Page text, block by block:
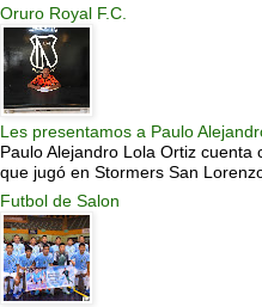
Oruro Royal F.C.
Les presentamos a Paulo
Paulo Alejandro Lola Ortiz
que jugó en Stormers San
Futbol de Salon